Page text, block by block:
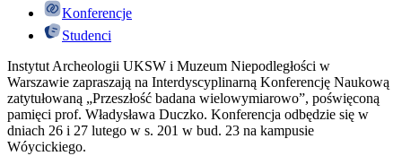
Konferencje
Studenci
Instytut Archeologii UKSW i Muzeum Niepodległości w
Warszawie zapraszają na Interdyscyplinarną Konferencję Naukową
zatytułowaną „Przeszłość badana wielowymiarowo”, poświęconą
pamięci prof. Władysława Duczko. Konferencja odbędzie się w
dniach 26 i 27 lutego w s. 201 w bud. 23 na kampusie
Wóycickiego.